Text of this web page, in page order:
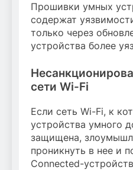
Прошивки умных
содержат
только через
устройства более
сети Wi-Fi
Если сеть Wi-Fi, к
устройства умного
защищена,
проникнуть в нее и
Connected-